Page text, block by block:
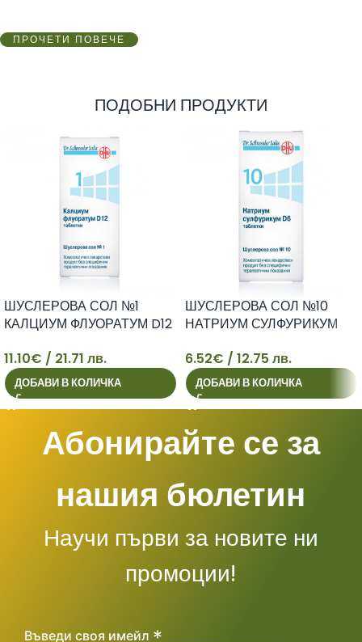
ПРОЧЕТИ ПОВЕЧЕ
ПОДОБНИ ПРОДУКТИ
11
ШУСЛЕРОВА СОЛ №1
КАЛЦИУМ ФЛУОРАТУМ D12
съединителна тъкан табл. x
200
11.10€ / 21.71 лв.
ДОБАВИ В КОЛИЧКА
6
ШУСЛЕРОВА СОЛ №10
НАТРИУМ СУЛФУРИКУМ
система и детоксикацията
табл. x 80
6.52€ / 12.75 лв.
ДОБАВИ В КОЛИЧКА
Абонирайте се за
нашия бюлетин
Научи първи за новите ни
промоции!
Въведи своя имейл *